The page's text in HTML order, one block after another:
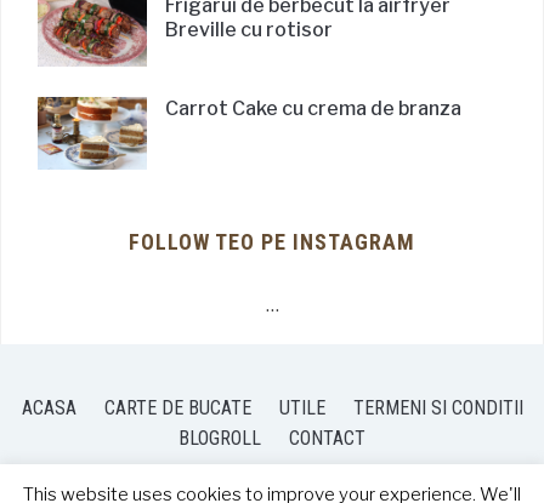
Frigarui de berbecut la airfryer
Breville cu rotisor
Carrot Cake cu crema de branza
FOLLOW TEO PE INSTAGRAM
…
ACASA CARTE DE BUCATE UTILE
TERMENI SI CONDITII
BLOGROLL
CONTACT
This website uses cookies to improve your experience. We'll